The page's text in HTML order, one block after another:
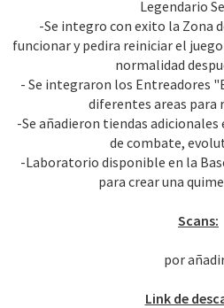
Legendario
-Se integro con exito la Zona
funcionar y pedira reiniciar el
normalidad
- Se integraron los Entreadores
diferentes areas para
-Se añadieron tiendas
de combate,
-Laboratorio disponible en la
para crear una
Scans:
por
Link de